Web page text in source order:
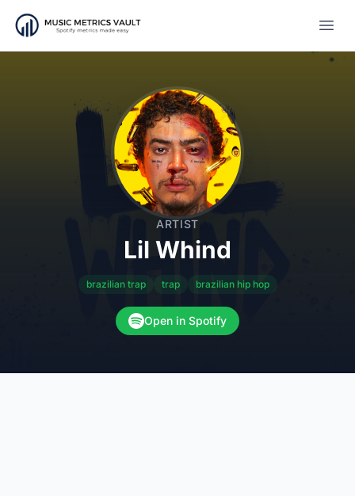
ARTIST
Lil Whind
brazilian trap trap brazilian hip hop
Open in Spotify